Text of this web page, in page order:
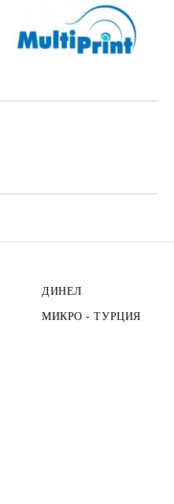
ДИНЕЛ
МИКРО - ТУРЦИЯ